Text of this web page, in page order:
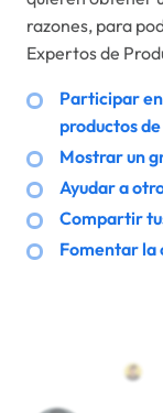
razones, para
Expertos de
Participar
productos
Mostrar un
Ayudar a
Compartir
Fomentar la